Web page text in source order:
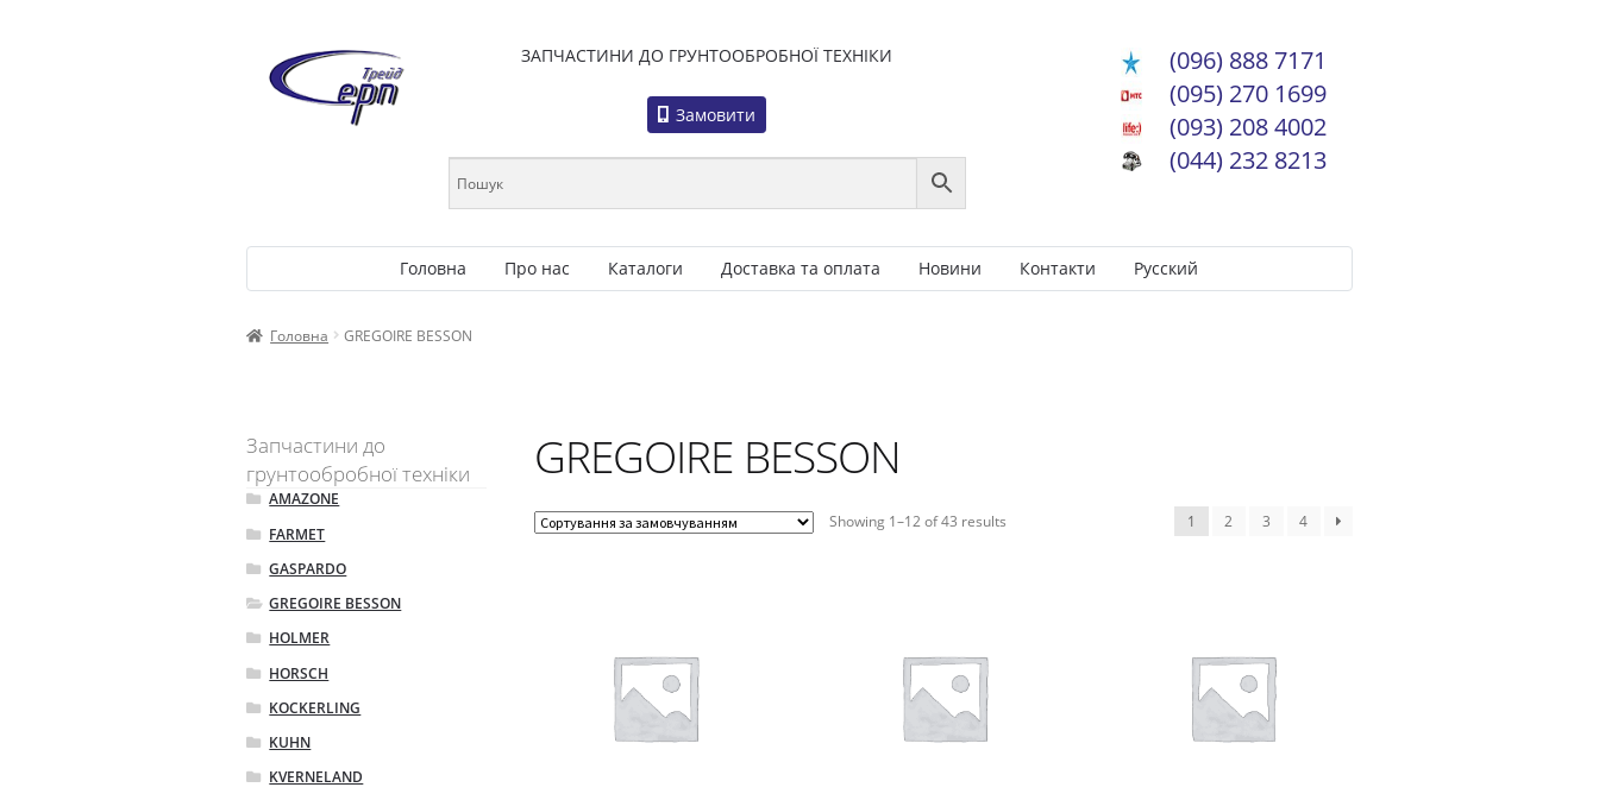
ЗАПЧАСТИНИ ДО ГРУНТООБРОБНОЇ ТЕХНІКИ
Замовити
(096) 888 7171
(095) 270 1699
(093) 208 4002
(044) 232 8213
Головна Про нас Каталоги Доставка та оплата Новини Контакти Русский
Головна GREGOIRE BESSON
GREGOIRE BESSON
Showing 1–12 of 43 results 1 2 3 4
Запчастини до
грунтообробної техніки
AMAZONE
FARMET
GASPARDO
GREGOIRE BESSON
HOLMER
HORSCH
KOCKERLING
KUHN
KVERNELAND